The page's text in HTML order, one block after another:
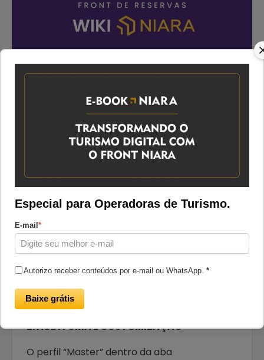
2 – Auditoria e
Customização
Categoria:Manual do Consultor
Compartilhar
Descrição
2. AUDITORIA E CUSTOMIZAÇÃO
O perfil “Master” dentro da aba
Especial para Operadoras de Turismo.
E-mail *
Autorizo receber conteúdos por e-mail ou WhatsApp. *
Baixe grátis